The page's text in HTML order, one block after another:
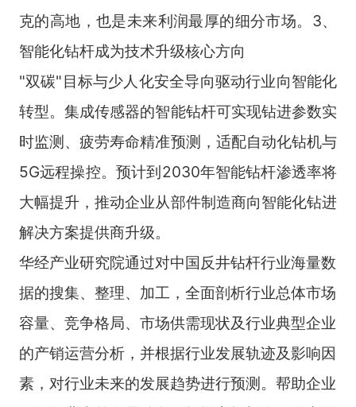
克的高地，也是未来利润最厚的细分市场。3、
智能化钻杆成为技术升级核心方向
"双碳"目标与少人化安全导向驱动行业向智能化
转型。集成传感器的智能钻杆可实现钻进参数实
时监测、疲劳寿命精准预测，适配自动化钻机与
5G远程操控。预计到2030年智能钻杆渗透率将
大幅提升，推动企业从部件制造商向智能化钻进
解决方案提供商升级。
华经产业研究院通过对中国反井钻杆行业海量数
据的搜集、整理、加工，全面剖析行业总体市场
容量、竞争格局、市场供需现状及行业典型企业
的产销运营分析，并根据行业发展轨迹及影响因
素，对行业未来的发展趋势进行预测。帮助企业